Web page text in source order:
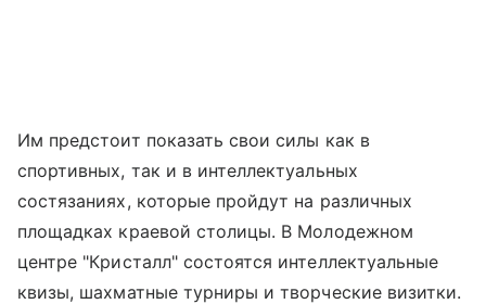
Им предстоит показать свои силы как в
спортивных, так и в интеллектуальных
состязаниях, которые пройдут на различных
площадках краевой столицы. В Молодежном
центре "Кристалл" состоятся интеллектуальные
квизы, шахматные турниры и творческие визитки.